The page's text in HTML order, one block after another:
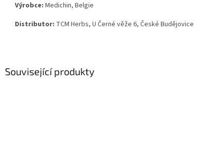
Související produkty
Výrobce: Medichin, Belgie
Distributor: TCM Herbs, U Černé věže 6, České Budějovice